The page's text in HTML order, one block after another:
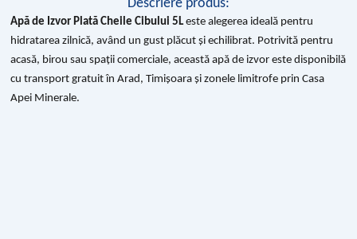
5
l
PET
Descriere produs:
Apă de Izvor Plată Cheile Cibului 5L este alegerea ideală pentru
hidratarea zilnică, având un gust plăcut și echilibrat. Potrivită pentru
acasă, birou sau spații comerciale, această apă de izvor este disponibilă
cu transport gratuit în Arad, Timișoara și zonele limitrofe prinCasa
Apei Minerale.